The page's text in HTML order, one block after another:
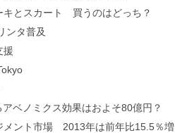
キとスカート 買うのはどっち？
ンタ普及
援
ベノミクス効果はおよそ80億円？
メント市場 2013年は前年比15.5％増